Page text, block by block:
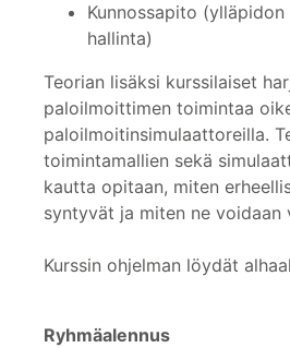
Kunnossapito
hallinta)
Teorian lisäksi kurssilaiset
paloilmoittimen toimintaa
paloilmoitinsimulaattoreilla.
toimintamallien sekä
kautta opitaan, miten
syntyvät ja miten ne voidaan
Kurssin ohjelman löydät
Ryhmäalennus